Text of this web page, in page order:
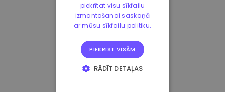
piekrītat visu sīkfailu
izmantošanai saskaņā
ar mūsu sīkfailu politiku.
PIEKRIST VISĀM
RĀDĪT DETAĻAS